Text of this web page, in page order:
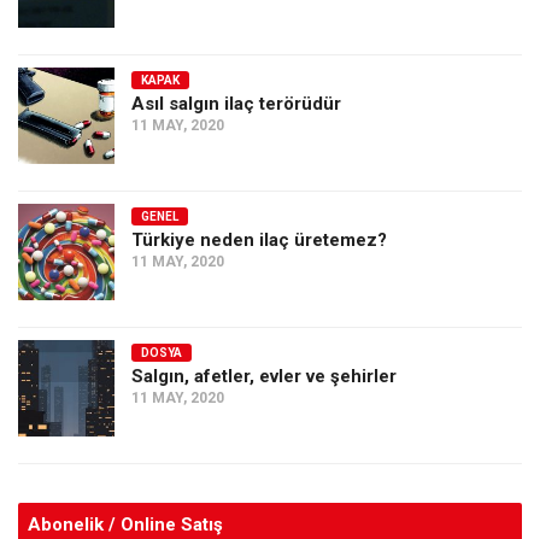
KAPAK
Asıl salgın ilaç terörüdür
11 MAY, 2020
GENEL
Türkiye neden ilaç üretemez?
11 MAY, 2020
DOSYA
Salgın, afetler, evler ve şehirler
11 MAY, 2020
Abonelik / Online Satış